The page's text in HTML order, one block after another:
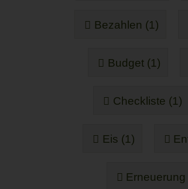
Bezahlen (1)
Budget (1)
Checkliste (1)
Eis (1)
Erneuerung